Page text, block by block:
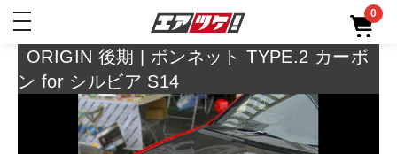
toggle
0
ORIGIN 後期 | ボンネット TYPE.2 カーボ
ン for シルビア S14